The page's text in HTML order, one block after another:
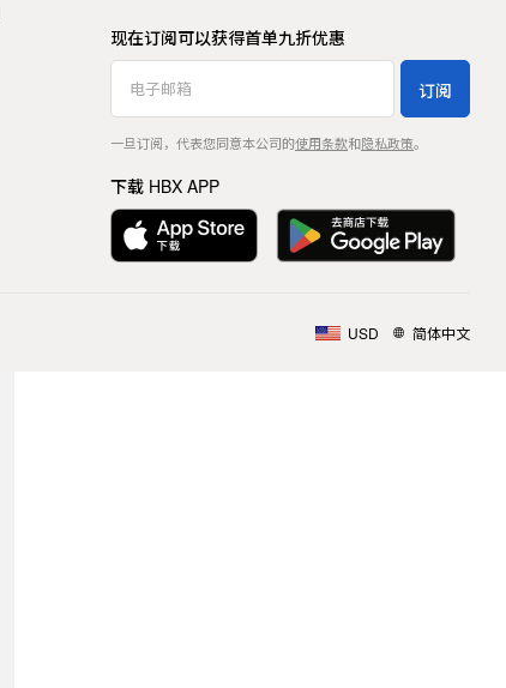
现在订阅可以获得首单九折优惠
订阅
一旦订阅，代表您同意本公司的使用条款和隐私政策。
下载 HBX APP
USD 简体中文